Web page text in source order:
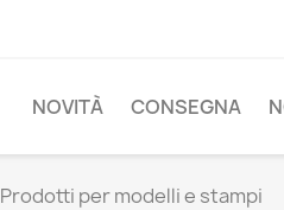
NOVITÀ CONSEGNA
Prodotti per modelli e stampi